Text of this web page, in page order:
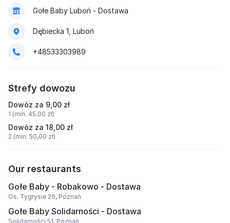
Gołe Baby Luboń - Dostawa
Dębiecka 1, Luboń
+48533303989
Strefy dowozu
Dowóz za 9,00 zł
1 (min. 45,00 zł)
Dowóz za 18,00 zł
2 (min. 50,00 zł)
Our restaurants
Gołe Baby - Robakowo - Dostawa
Os. Tygrysie 26, Poznań
Gołe Baby Solidarności - Dostawa
Solidarności 51, Poznań